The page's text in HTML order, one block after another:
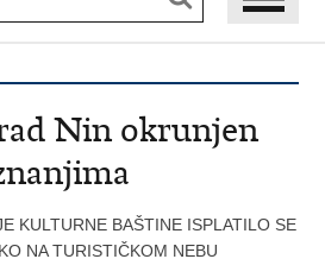
Nin okrunjen
KULTURNE BAŠTINE ISPLATILO SE
NA TURISTIČKOM NEBU